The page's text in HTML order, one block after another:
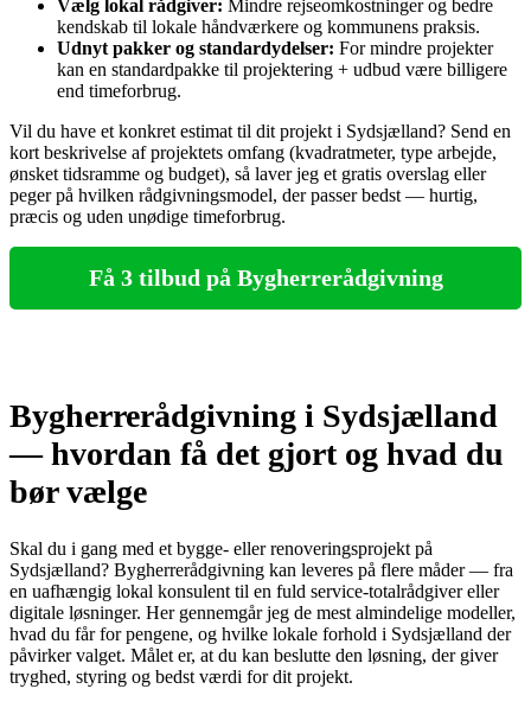
Vælg lokal rådgiver: Mindre rejseomkostninger og bedre
kendskab til lokale håndværkere og kommunens praksis.
Udnyt pakker og standardydelser: For mindre projekter
kan en standardpakke til projektering + udbud være billigere
end timeforbrug.
Vil du have et konkret estimat til dit projekt i Sydsjælland? Send en
kort beskrivelse af projektets omfang (kvadratmeter, type arbejde,
ønsket tidsramme og budget), så laver jeg et gratis overslag eller
peger på hvilken rådgivningsmodel, der passer bedst — hurtig,
præcis og uden unødige timeforbrug.
Få 3 tilbud på Bygherrerådgivning
Bygherrerådgivning i Sydsjælland
— hvordan få det gjort og hvad du
bør vælge
Skal du i gang med et bygge- eller renoveringsprojekt på
Sydsjælland? Bygherrerådgivning kan leveres på flere måder — fra
en uafhængig lokal konsulent til en fuld service‑totalrådgiver eller
digitale løsninger. Her gennemgår jeg de mest almindelige modeller,
hvad du får for pengene, og hvilke lokale forhold i Sydsjælland der
påvirker valget. Målet er, at du kan beslutte den løsning, der giver
tryghed, styring og bedst værdi for dit projekt.